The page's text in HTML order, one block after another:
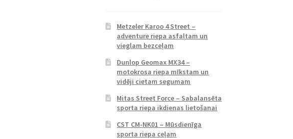
Metzeler Karoo 4 Street –
adventure riepa asfaltam un
vieglam bezceļam
Dunlop Geomax MX34 –
motokrosa riepa mīkstam un
vidēji cietam segumam
Mitas Street Force – Sabalansēta
sporta riepa ikdienas lietošanai
CST CM-NK01 – Mūsdienīga
sporta riepa ceļam